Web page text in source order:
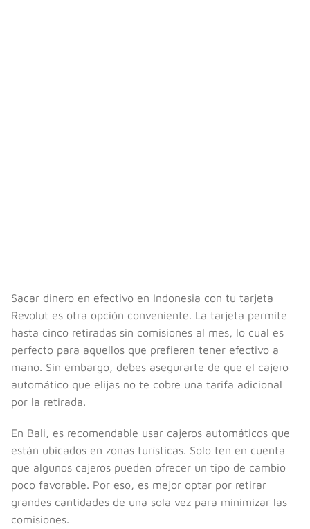
Sacar dinero en efectivo en Indonesia con tu tarjeta
Revolut es otra opción conveniente. La tarjeta permite
hasta cinco retiradas sin comisiones al mes, lo cual es
perfecto para aquellos que prefieren tener efectivo a
mano. Sin embargo, debes asegurarte de que el cajero
automático que elijas no te cobre una tarifa adicional
por la retirada.
En Bali, es recomendable usar cajeros automáticos que
están ubicados en zonas turísticas. Solo ten en cuenta
que algunos cajeros pueden ofrecer un tipo de cambio
poco favorable. Por eso, es mejor optar por retirar
grandes cantidades de una sola vez para minimizar las
comisiones.